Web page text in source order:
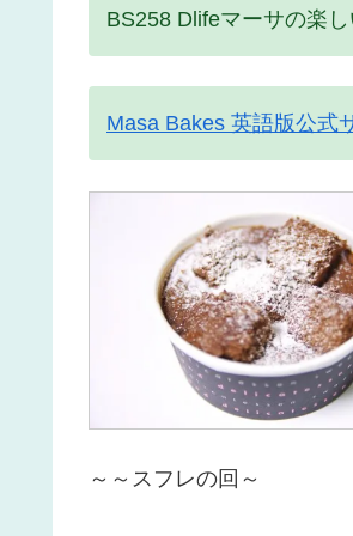
BS258 Dlifeマーサの楽
Masa Bakes 英語版公式
～～スフレの回～